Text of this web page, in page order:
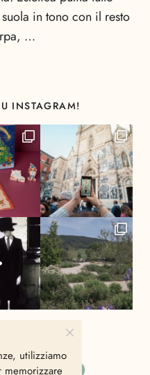
in tono con il resto
…
INSTAGRAM!
utilizziamo